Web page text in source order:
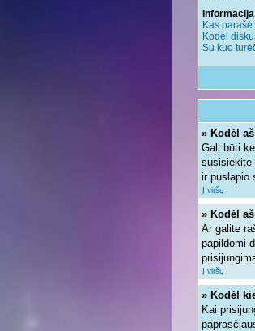
Kas
Kodėl
Su kuo
» Kodėl
Gali būti
susisiekite
ir puslapio
Į viršų
» Kodėl
Ar galite
papildomi
Į viršų
» Kodėl
Kai